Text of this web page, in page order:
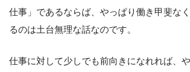
仕事」であるならば、やっぱり働き甲斐な
るのは土台無理な話なのです。
仕事に対して少しでも前向きになれれば、